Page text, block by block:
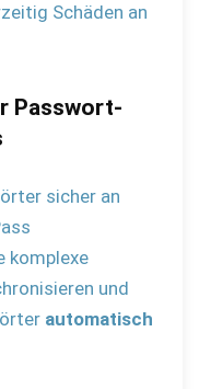
Schäden an
Passwort-
sicher an
komplexe
und
automatisch